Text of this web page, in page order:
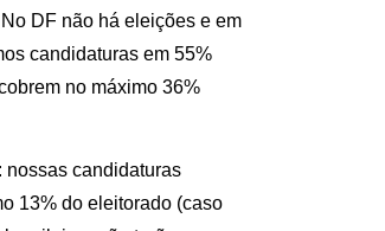
DF não há eleições e em
candidaturas em 55%
no máximo 36%
nossas candidaturas
13% do eleitorado (caso